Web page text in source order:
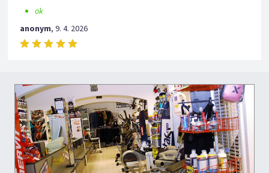
ok
anonym,9. 4. 2026